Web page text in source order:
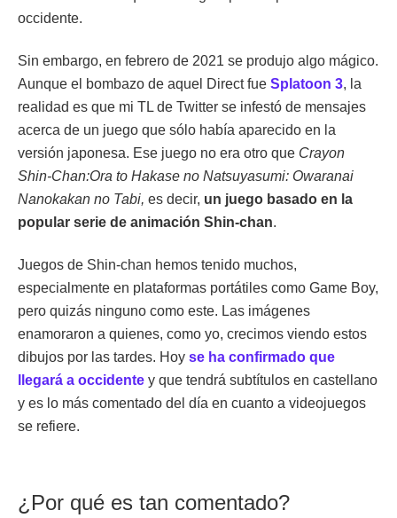
occidente.
Sin embargo, en febrero de 2021 se produjo algo mágico.
Aunque el bombazo de aquel Direct fue Splatoon 3, la
realidad es que mi TL de Twitter se infestó de mensajes
acerca de un juego que sólo había aparecido en la
versión japonesa. Ese juego no era otro que Crayon
Shin-Chan:Ora to Hakase no Natsuyasumi: Owaranai
Nanokakan no Tabi, es decir, un juego basado en la
popular serie de animación Shin-chan.
Juegos de Shin-chan hemos tenido muchos,
especialmente en plataformas portátiles como Game Boy,
pero quizás ninguno como este. Las imágenes
enamoraron a quienes, como yo, crecimos viendo estos
dibujos por las tardes. Hoy se ha confirmado que
llegará a occidente y que tendrá subtítulos en castellano
y es lo más comentado del día en cuanto a videojuegos
se refiere.
¿Por qué es tan comentado?